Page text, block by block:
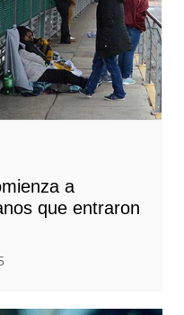
a
que entraron